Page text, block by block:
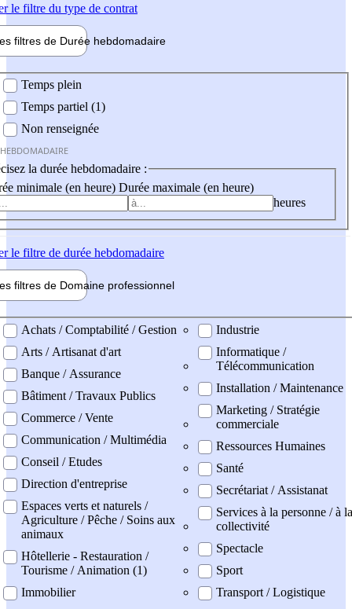
le filtre du type de contrat
filtres de Durée hebdomadaire
Temps plein
Temps partiel (1)
Non renseignée
la durée hebdomadaire :
minimale (en heure) Durée maximale (en heure)
heures
le filtre de durée hebdomadaire
filtres de Domaine professionnel
professionel
Achats / Comptabilité / Gestion
Arts / Artisanat d'art
Banque / Assurance
Bâtiment / Travaux Publics
Commerce / Vente
Communication / Multimédia
Conseil / Etudes
Direction d'entreprise
Espaces verts et naturels /
Agriculture / Pêche / Soins aux
animaux
Hôtellerie - Restauration /
Tourisme / Animation (1)
Immobilier
Industrie
Informatique /
Télécommunication
Installation / Maintenance
Marketing / Stratégie
commerciale
Ressources Humaines
Santé
Secrétariat / Assistanat
Services à la personne / à la
collectivité
Spectacle
Sport
Transport / Logistique